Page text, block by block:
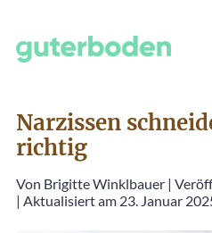
Narzissen
richtig
Von Brigitte Winklbauer |
| Aktualisiert am 23. Januar